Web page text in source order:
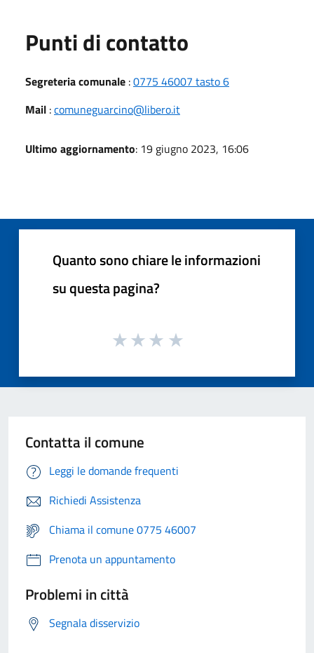
Punti di contatto
Segreteria comunale :0775 46007 tasto 6
Mail :comuneguarcino@libero.it
Ultimo aggiornamento: 19 giugno 2023, 16:06
Quanto sono chiare le informazioni
su questa pagina?
Contatta il comune
Leggi le domande frequenti
Richiedi Assistenza
Chiama il comune 0775 46007
Prenota un appuntamento
Problemi in città
Segnala disservizio